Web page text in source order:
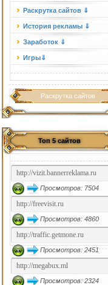
Раскрутка сайтов ⇓
История рекламы ⇓
Заработок ⇓
Игры⇓
Раскрутка сайтов
Топ 5 сайтов
Просмотров: 7504
Просмотров: 4860
Просмотров: 2451
Просмотров: 2324